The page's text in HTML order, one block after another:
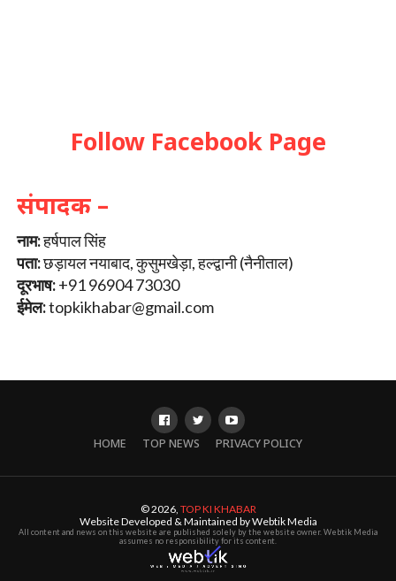
Follow Facebook Page
संपादक –
नाम:हर्षपाल सिंह
पता:छड़ायल नयाबाद, कुसुमखेड़ा, हल्द्वानी (नैनीताल)
दूरभाष:+91 96904 73030
ईमेल:topkikhabar@gmail.com
HOME TOP NEWS PRIVACY POLICY
© 2026, TOP KI KHABAR
Website Developed & Maintained by Webtik Media
All content and news on this website are published solely by the website owner. Webtik Media
assumes no responsibility for its content.